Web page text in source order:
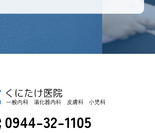
0944-32-1105